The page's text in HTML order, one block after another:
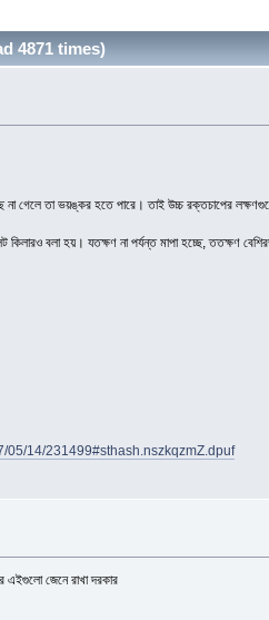
4871 times)
গেলে তা ভয়ঙ্কর হতে পারে। তাই উচ্চ রক্তচাপের
বলা হয়। যতক্ষণ না পর্যন্ত মাপা হচ্ছে, ততক্ষণ
05/14/231499#sthash.nszkqzmZ.dpuf
এইগুলো জেনে রাখা দরকার